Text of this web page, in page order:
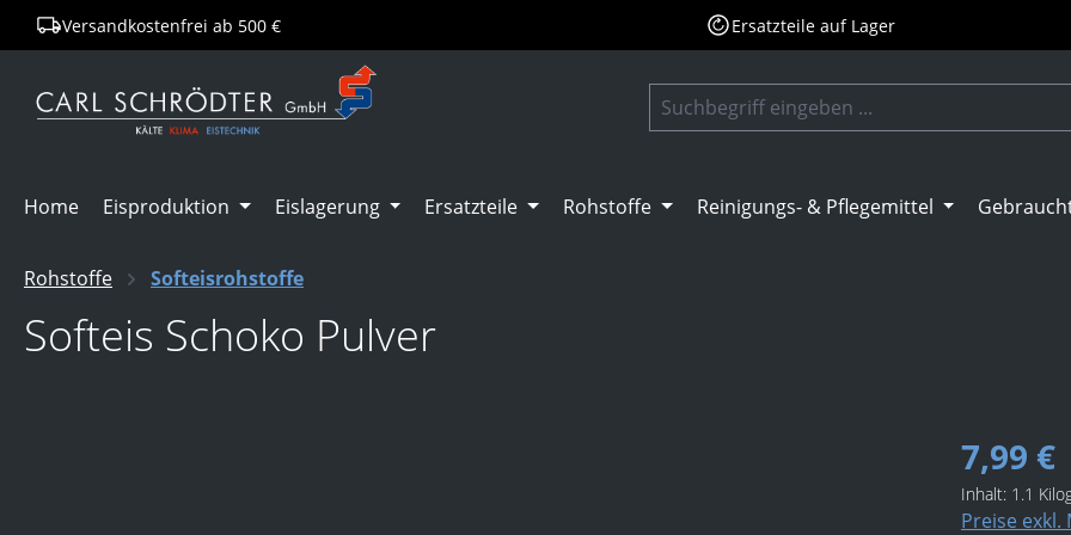
Zur Hauptnavigation springen
Versandkostenfrei ab 500 € Ersatzteile auf Lager
Home Eisproduktion Eislagerung Ersatzteile Rohstoffe Reinigungs- & Pflegemittel
Rohstoffe Softeisrohstoffe
Softeis Schoko Pulver
7,99 €
Inhalt: 1.1
Preise exkl.